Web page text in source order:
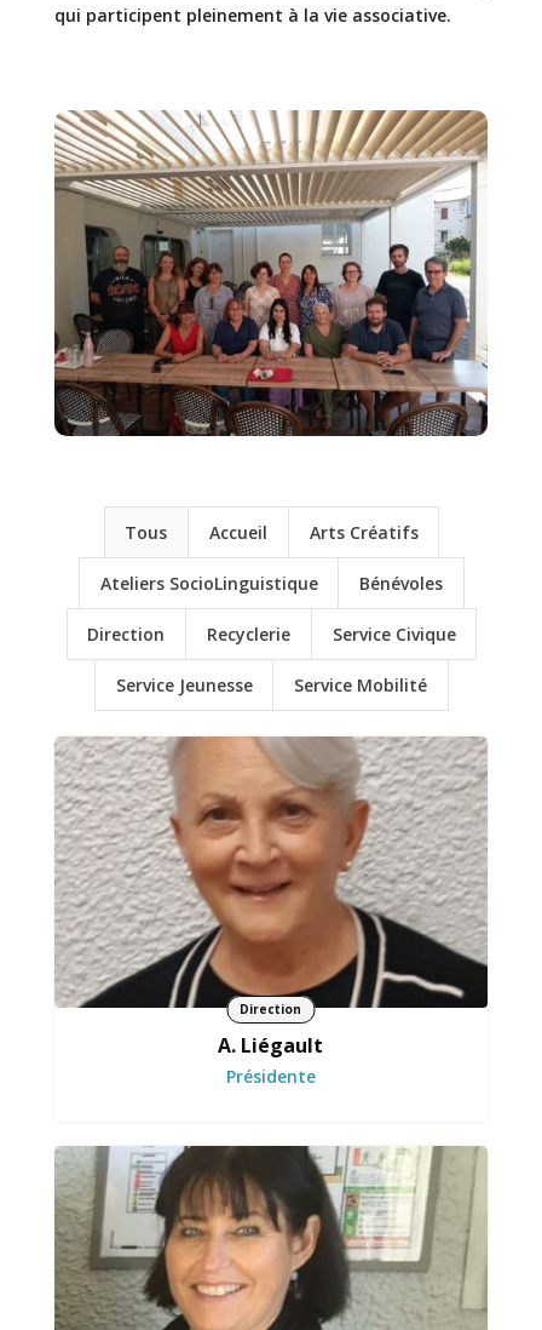
qui participent pleinement à la vie associative.
Tous Accueil Arts Créatifs
Ateliers SocioLinguistique Bénévoles
Direction Recyclerie Service Civique
Service Jeunesse Service Mobilité
Direction
A. Liégault
Présidente
Impulse la dynamique et fait avancer les
projets avec conviction et bienveillance
Elle guide l’ensemble avec exigence et sens du
collectif ...et garde toujours le cap humain.